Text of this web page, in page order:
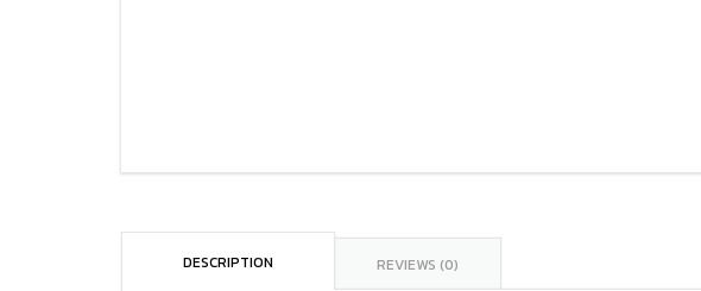
DESCRIPTION REVIEWS (0)